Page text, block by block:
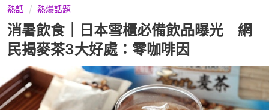
熱話 熱爆話題
消暑飲食｜日本雪櫃必備飲品曝光 網
民揭麥茶3大好處：零咖啡因